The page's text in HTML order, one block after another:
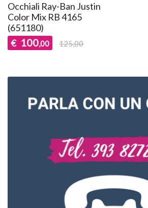
Occhiali Ray-Ban Justin
Color Mix RB 4165
(651180)
€ 100,00 125,00